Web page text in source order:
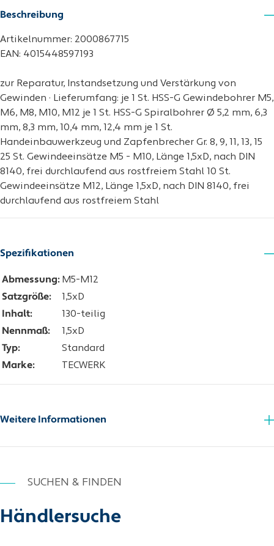
Beschreibung
Artikelnummer: 2000867715
EAN: 4015448597193
zur Reparatur, Instandsetzung und Verstärkung von
Gewinden · Lieferumfang: je 1 St. HSS-G Gewindebohrer M5,
M6, M8, M10, M12 je 1 St. HSS-G Spiralbohrer Ø 5,2 mm, 6,3
mm, 8,3 mm, 10,4 mm, 12,4 mm je 1 St.
Handeinbauwerkzeug und Zapfenbrecher Gr. 8, 9, 11, 13, 15
25 St. Gewindeeinsätze M5 - M10, Länge 1,5xD, nach DIN
8140, frei durchlaufend aus rostfreiem Stahl 10 St.
Gewindeeinsätze M12, Länge 1,5xD, nach DIN 8140, frei
durchlaufend aus rostfreiem Stahl
Spezifikationen
Abmessung: M5-M12
Satzgröße:
1,5xD
Inhalt:
130-teilig
Nennmaß:
1,5xD
Typ:
Standard
Marke:
TECWERK
Weitere Informationen
SUCHEN & FINDEN
Händlersuche